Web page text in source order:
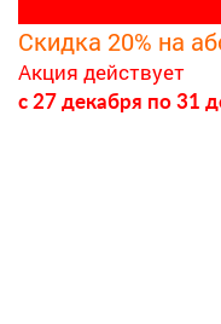
Скидка 20% на
Акция действует
c 27 декабря по 31